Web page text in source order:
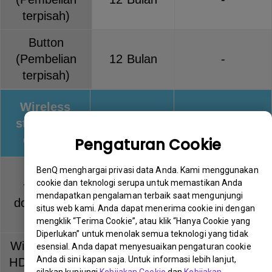
Pengaturan Cookie
BenQ menghargai privasi data Anda. Kami menggunakan
cookie dan teknologi serupa untuk memastikan Anda
mendapatkan pengalaman terbaik saat mengunjungi
situs web kami. Anda dapat menerima cookie ini dengan
mengklik “Terima Cookie”, atau klik “Hanya Cookie yang
Diperlukan” untuk menolak semua teknologi yang tidak
esensial. Anda dapat menyesuaikan pengaturan cookie
Anda di sini kapan saja. Untuk informasi lebih lanjut,
terpisah)
Button
(Pembelian
terpisah)
12 Bulan -
Wireless
streaming
devices
QCast
wireless
dongle (QP
series)
12 Bulan -
Wireless Full
HD Kit (WDP
12 Bulan -